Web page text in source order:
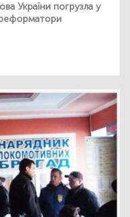
України погрузла у
реформатори